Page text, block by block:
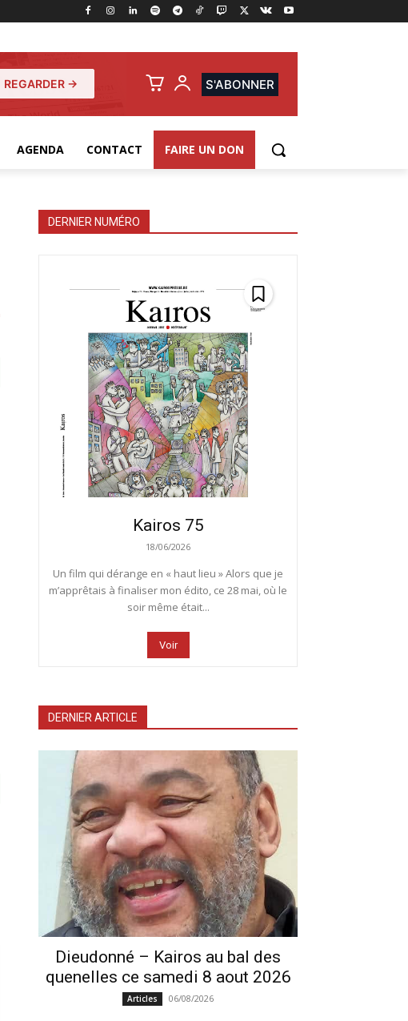
REGARDER → S'ABONNER
AGENDA CONTACT FAIRE UN DON
DERNIER NUMÉRO
Kairos 75
18/06/2026
Un film qui dérange en « haut lieu » Alors que je
m’apprêtais à finaliser mon édito, ce 28 mai, où le
soir même était...
Voir
DERNIER ARTICLE
Dieudonné – Kairos au bal des
quenelles ce samedi 8 aout 2026
Articles 06/08/2026